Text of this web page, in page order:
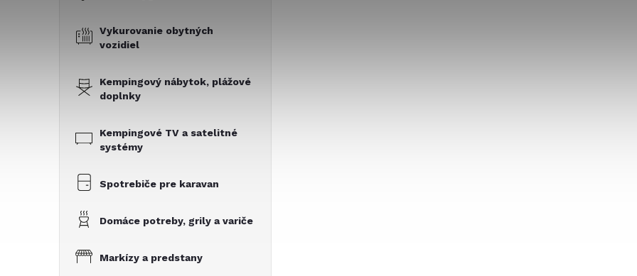
Vykurovanie obytných
vozidiel
Kempingový nábytok, plážové
doplnky
Kempingové TV a satelitné
systémy
Spotrebiče pre karavan
Domáce potreby, grily a variče
Markízy a predstany